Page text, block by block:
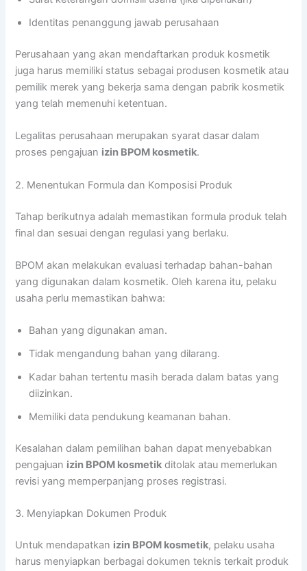
Identitas penanggung jawab perusahaan
Perusahaan yang akan mendaftarkan produk kosmetik
juga harus memiliki status sebagai produsen kosmetik atau
pemilik merek yang bekerja sama dengan pabrik kosmetik
yang telah memenuhi ketentuan.
Legalitas perusahaan merupakan syarat dasar dalam
proses pengajuan izin BPOM kosmetik.
2. Menentukan Formula dan Komposisi Produk
Tahap berikutnya adalah memastikan formula produk telah
final dan sesuai dengan regulasi yang berlaku.
BPOM akan melakukan evaluasi terhadap bahan-bahan
yang digunakan dalam kosmetik. Oleh karena itu, pelaku
usaha perlu memastikan bahwa:
Bahan yang digunakan aman.
Tidak mengandung bahan yang dilarang.
Kadar bahan tertentu masih berada dalam batas yang
diizinkan.
Memiliki data pendukung keamanan bahan.
Kesalahan dalam pemilihan bahan dapat menyebabkan
pengajuan izin BPOM kosmetik ditolak atau memerlukan
revisi yang memperpanjang proses registrasi.
3. Menyiapkan Dokumen Produk
Untuk mendapatkan izin BPOM kosmetik, pelaku usaha
harus menyiapkan berbagai dokumen teknis terkait produk